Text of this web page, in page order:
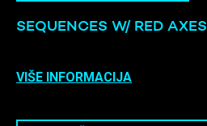
SEQUENCES W/ RED AXES
VIŠE INFORMACIJA